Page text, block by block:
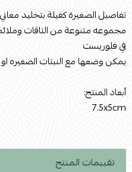
تفاصيل الصغيرة كفيلة بتخليد
مجموعه متنوعة من التاقات
في فلوريست
يمكن وضعها مع النبتات الصغيره او
أبعاد المنتج:
7.5x5cm
تقييمات المنتج